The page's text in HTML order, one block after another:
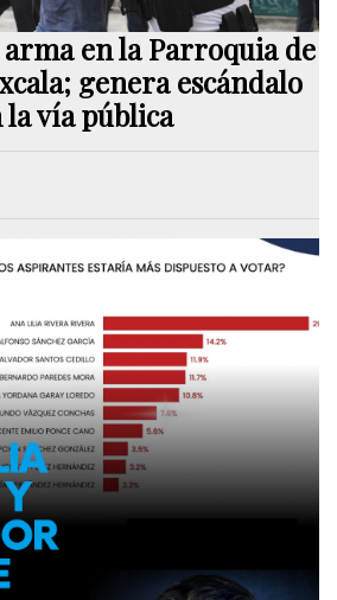
en la Parroquia de
genera escándalo
la vía pública